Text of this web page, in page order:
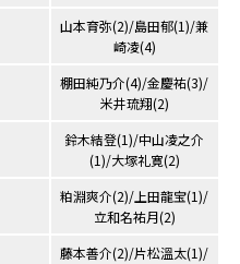
山本育弥(2)/島田郁(1)/兼
崎凌(4)
棚田純乃介(4)/金慶祐(3)/
米井琉翔(2)
鈴木結登(1)/中山凌之介
(1)/大塚礼寛(2)
粕淵爽介(2)/上田龍宝(1)/
立和名祐月(2)
藤本善介(2)/片松溫太(1)/